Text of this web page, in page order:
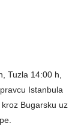
Tuzla 14:00 h,
Istanbula
Bugarsku uz